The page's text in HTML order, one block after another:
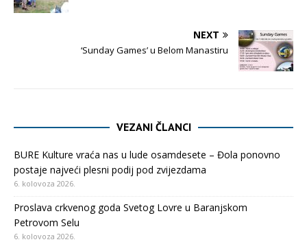
NEXT
‘Sunday Games’ u Belom Manastiru
VEZANI ČLANCI
BURE Kulture vraća nas u lude osamdesete – Đola ponovno
postaje najveći plesni podij pod zvijezdama
6. kolovoza 2026.
Proslava crkvenog goda Svetog Lovre u Baranjskom
Petrovom Selu
6. kolovoza 2026.